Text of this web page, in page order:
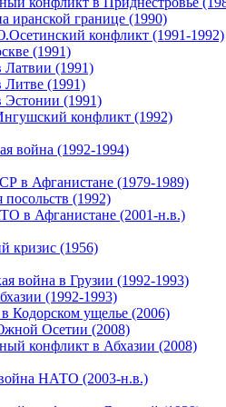
иранской границе (1990)
конфликт (1991-1992)
(1991)
Латвии (1991)
Литве (1991)
Эстонии (1991)
конфликт (1992)
война (1992-1994)
в Афганистане (1979-1989)
посольств (1992)
в Афганистане (2001-н.в.)
кризис (1956)
война в Грузии (1992-1993)
(1992-1993)
Кодорском ущелье (2006)
Осетии (2008)
конфликт в Абхазии (2008)
НАТО (2003-н.в.)